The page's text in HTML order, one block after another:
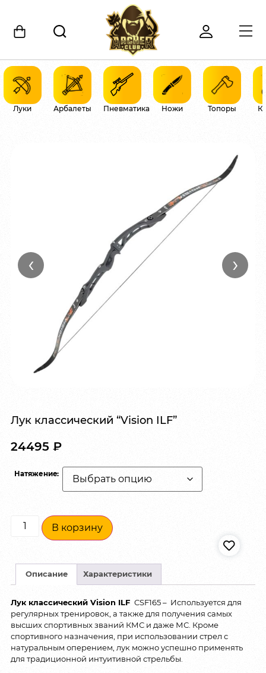
Луки Арбалеты Пневматика Ножи Топоры
‹ ›
Лук классический “Vision ILF”
24495 ₽
Натяжениe:
В корзину
Описание Характеристики
Лук классический Vision ILF CSF165 – Используется для
регулярных тренировок, а также для получения самых
высших спортивных званий КМС и даже МС. Кроме
спортивного назначения, при использовании стрел с
натуральным оперением, лук можно успешно применять
для традиционной интуитивной стрельбы.